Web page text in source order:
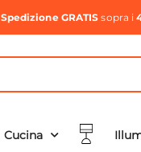
Spedizione GRATIS sopra i
Cucina